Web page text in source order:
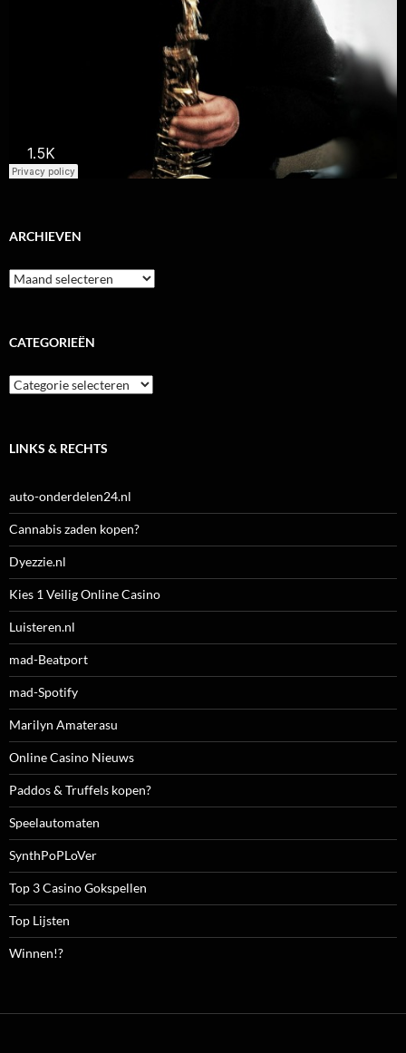
ARCHIEVEN
Archieven
CATEGORIEËN
Categorieën
LINKS & RECHTS
auto-onderdelen24.nl
Cannabis zaden kopen?
Dyezzie.nl
Kies 1 Veilig Online Casino
Luisteren.nl
mad-Beatport
mad-Spotify
Marilyn Amaterasu
Online Casino Nieuws
Paddos & Truffels kopen?
Speelautomaten
SynthPoPLoVer
Top 3 Casino Gokspellen
Top Lijsten
Winnen!?